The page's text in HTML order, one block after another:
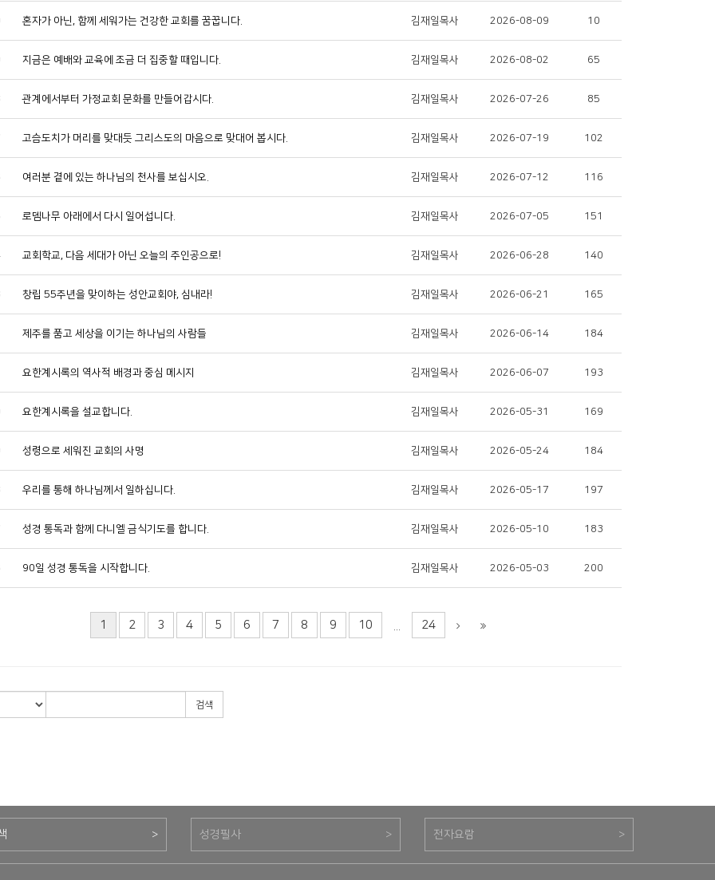
혼자가 아닌, 함께 세워가는 건강한 교회를 꿈꿉니다. 김재일목사 2026-08-09 10
지금은 예배와 교육에 조금 더 집중할 때입니다. 김재일목사 2026-08-02 65
관계에서부터 가정교회 문화를 만들어갑시다. 김재일목사 2026-07-26 85
고슴도치가 머리를 맞대듯 그리스도의 마음으로 맞대어 봅시다. 김재일목사 2026-07-19 102
여러분 곁에 있는 하나님의 천사를 보십시오. 김재일목사 2026-07-12 116
로뎀나무 아래에서 다시 일어섭니다. 김재일목사 2026-07-05 151
교회학교, 다음 세대가 아닌 오늘의 주인공으로! 김재일목사 2026-06-28 140
창립 55주년을 맞이하는 성안교회야, 심내라! 김재일목사 2026-06-21 165
제주를 품고 세상을 이기는 하나님의 사람들 김재일목사 2026-06-14 184
요한계시록의 역사적 배경과 중심 메시지 김재일목사 2026-06-07 193
요한계시록을 설교합니다. 김재일목사 2026-05-31 169
성령으로 세워진 교회의 사명 김재일목사 2026-05-24 184
우리를 통해 하나님께서 일하십니다. 김재일목사 2026-05-17 197
성경 통독과 함께 다니엘 금식기도를 합니다. 김재일목사 2026-05-10 183
90일 성경 통독을 시작합니다. 김재일목사 2026-05-03 200
1 2 3 4 5 6 7 8 9 10 24
검색
> 성경필사 > 전자요람 >